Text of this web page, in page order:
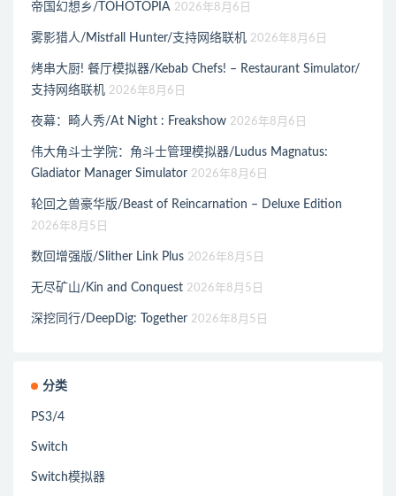
帝国幻想乡/TOHOTOPIA 2026年8月6日
雾影猎人/Mistfall Hunter/支持网络联机 2026年8月6日
烤串大厨! 餐厅模拟器/Kebab Chefs! – Restaurant Simulator/
支持网络联机 2026年8月6日
夜幕：畸人秀/At Night : Freakshow 2026年8月6日
伟大角斗士学院：角斗士管理模拟器/Ludus Magnatus:
Gladiator Manager Simulator 2026年8月6日
轮回之兽豪华版/Beast of Reincarnation – Deluxe Edition
2026年8月5日
数回增强版/Slither Link Plus 2026年8月5日
无尽矿山/Kin and Conquest 2026年8月5日
深挖同行/DeepDig: Together 2026年8月5日
分类
PS3/4
Switch
Switch模拟器